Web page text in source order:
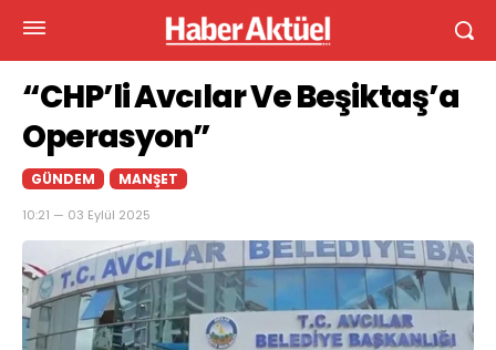
“CHP’li Avcılar Ve Beşiktaş’a
Operasyon”
GÜNDEM MANŞET
10:21 — 03 Eylül 2025